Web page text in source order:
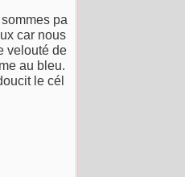
pa
car nous
velouté de
au bleu.
le cél